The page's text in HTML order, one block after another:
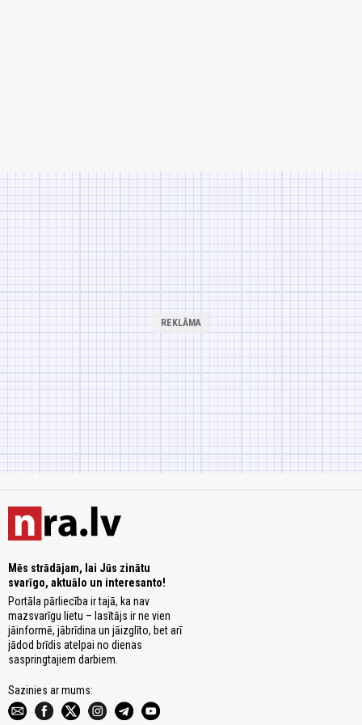
Mēs strādājam, lai Jūs zinātu
svarīgo, aktuālo un interesanto!
Portāla pārliecība ir tajā, ka nav
mazsvarīgu lietu – lasītājs ir ne vien
jāinformē, jābrīdina un jāizglīto, bet arī
jādod brīdis atelpai no dienas
saspringtajiem darbiem.
Sazinies ar mums: